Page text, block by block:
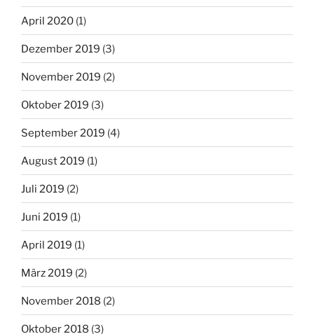
April 2020 (1)
Dezember 2019 (3)
November 2019 (2)
Oktober 2019 (3)
September 2019 (4)
August 2019 (1)
Juli 2019 (2)
Juni 2019 (1)
April 2019 (1)
März 2019 (2)
November 2018 (2)
Oktober 2018 (3)